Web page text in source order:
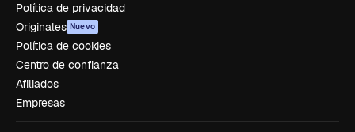
Política de privacidad
Originales Nuevo
Política de cookies
Centro de confianza
Afiliados
Empresas